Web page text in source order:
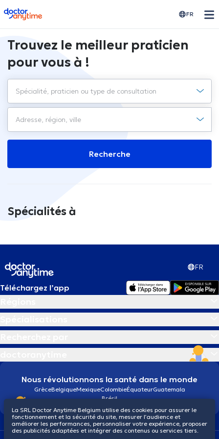
doctoranytime FR
Trouvez le meilleur praticien
pour vous à !
Recherche
Spécialités à
FR
Téléchargez l’app
Nous révolutionnons la santé dans le monde
GrèceBelgiqueMexiqueColombieÉquateurGuatemala
Brésil
La SRL Doctor Anytime Belgium utilise des cookies pour assurer le
fonctionnement et la sécurité du site, mesurer l’audience et
améliorer les performances, personnaliser votre expérience, proposer
des publicités adaptées et intégrer des contenus ou services tiers.